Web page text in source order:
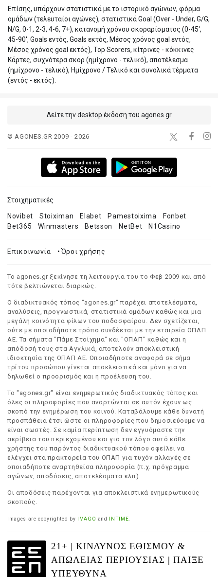
Επίσης, υπάρχουν στατιστικά με το ιστορικό αγώνων, φόρμα
ομάδων (τελευταίοι αγώνες), στατιστικά Goal (Over - Under, G/G,
N/G, 0-1, 2-3, 4-6, 7+), κατανομή χρόνου σκοραρίσματος (0-45',
45-90', Goals εντός, Goals εκτός, Μέσος χρόνος goal εντός,
Μέσος χρόνος goal εκτός), Top Scorers, κίτρινες - κόκκινες
Κάρτες, συχνότερα σκορ (ημίχρονο - τελικό), αποτέλεσμα
(ημίχρονο - τελικό), Ημίχρονο / Τελικό και συνολικά τέρματα
(εντός - εκτός).
Δείτε την desktop έκδοση του agones.gr
© AGONES.GR 2009 - 2026
Στοιχηματικές
Novibet Stoiximan Elabet Pamestoixima
Fonbet
Bet365
Winmasters Betsson NetBet N1Casino
Επικοινωνία •Όροι χρήσης
Το agones.gr ξεκίνησε τη λειτουργία του το Φεβ 2009 και από
τότε βελτιώνεται διαρκώς.
Ο διαδικτυακός τόπος "agones.gr" παρέχει αποτελέσματα,
αναλύσεις, προγνωστικά, στατιστικά ομάδων καθώς και μια
μεγάλη κοινότητα φίλων του ποδοσφαίρου. Δεν σχετίζεται,
ούτε με οποιοδήποτε τρόπο συνδέεται με την εταιρεία ΟΠΑΠ
ΑΕ. Τα σήματα "Πάμε Στοίχημα" και "ΟΠΑΠ" καθώς και η
απόδοσή τους στα Αγγλικά, αποτελούν αποκλειστική
ιδιοκτησία της ΟΠΑΠ ΑΕ. Οποιαδήποτε αναφορά σε σήμα
τρίτου προσώπου γίνεται αποκλειστικά και μόνο για να
δηλωθεί ο προορισμός και η προέλευση του.
Το "agones.gr" είναι ενημερωτικός διαδικτυακός τόπος και
όλες οι πληροφορίες που αναρτώνται σε αυτόν έχουν ως
σκοπό την ενημέρωση του κοινού. Καταβάλουμε κάθε δυνατή
προσπάθεια έτσι ώστε οι πληροφορίες που δημοσιεύουμε να
είναι σωστές. Σε καμία περίπτωση δεν εγγυόμαστε την
ακρίβεια του περιεχομένου και για τον λόγο αυτό κάθε
χρήστης του παρόντος διαδικτυακού τόπου οφείλει να
ελέγχει στα πρακτορεία του ΟΠΑΠ για τυχόν αλλαγές σε
οποιαδήποτε αναρτηθείσα πληροφορία (π.χ. πρόγραμμα
αγώνων, αποδόσεις, αποτελέσματα κλπ).
Οι αποδόσεις παρέχονται για αποκλειστικά ενημερωτικούς
σκοπούς.
Images are copyrighted by IMAGO and INTIME.
21+ | ΚΙΝΔΥΝΟΣ ΕΘΙΣΜΟΥ &
ΑΠΩΛΕΙΑΣ ΠΕΡΙΟΥΣΙΑΣ | ΠΑΙΞΕ
ΥΠΕΥΘΥΝΑ